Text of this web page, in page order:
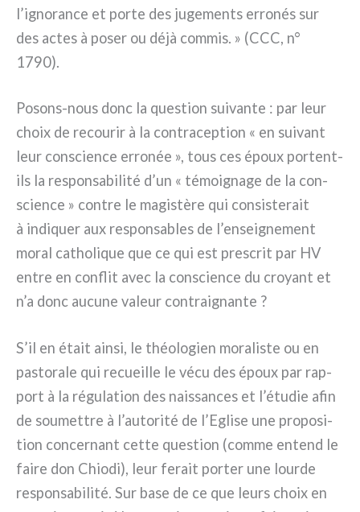
l’ignorance et por­te des juge­men­ts erro­nés sur
des actes à poser ou déjà com­mis. » (CCC, n°
1790).
Posons-nous donc la que­stion sui­van­te : par leur
choix de recou­rir à la con­tra­cep­tion « en sui­vant
leur con­scien­ce erro­née », tous ces époux portent-
ils la respon­sa­bi­li­té d’un « témoi­gna­ge de la con­
scien­ce » con­tre le magi­stè­re qui con­si­ste­rait
à indi­quer aux respon­sa­bles de l’enseignement
moral catho­li­que que ce qui est pre­scrit par HV
entre en con­flit avec la con­scien­ce du croyant et
n’a donc aucu­ne valeur con­trai­gnan­te ?
S’il en était ain­si, le théo­lo­gien mora­li­ste ou en
pasto­ra­le qui recueil­le le vécu des époux par rap­
port à la régu­la­tion des nais­san­ces et l’étudie afin
de sou­met­tre à l’autorité de l’Eglise une pro­po­si­
tion con­cer­nant cet­te que­stion (com­me entend le
fai­re don Chiodi), leur ferait por­ter une lour­de
respon­sa­bi­li­té. Sur base de ce que leurs choix en